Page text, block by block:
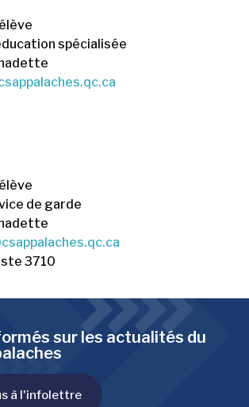
spécialisée
de garde
3710
sur les actualités du
à l'infolettre